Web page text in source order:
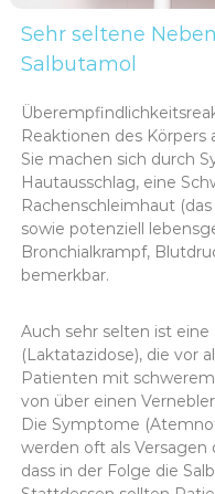
Sehr seltene
Salbutamol
Reaktionen des Körpers
Sie machen sich durch
Hautausschlag, eine
Rachenschleimhaut
sowie potenziell
Bronchialkrampf,
bemerkbar.
Auch sehr selten ist
(Laktatazidose), die vor
Patienten mit
von über einen
Die Symptome
werden oft als
dass in der Folge die